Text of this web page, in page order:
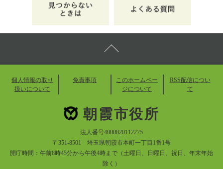
個人情報の取り
扱いについて
免責事項
このホームペー
ジについて
RSS配信につい
て
朝霞市役所
法人番号4000020112275
〒351-8501 埼玉県朝霞市本町一丁目1番1号
開庁時間：午前8時45分から午後4時まで（土曜日、日曜日、祝日、年末年始
除く）